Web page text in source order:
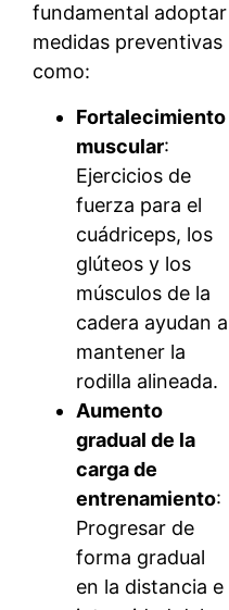
fundamental adoptar
medidas preventivas
como:
Fortalecimiento
muscular:
Ejercicios de
fuerza para el
cuádriceps, los
glúteos y los
músculos de la
cadera ayudan a
mantener la
rodilla alineada.
Aumento
gradual de la
carga de
entrenamiento:
Progresar de
forma gradual
en la distancia e